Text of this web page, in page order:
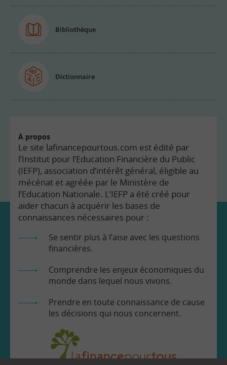
Bibliothèque
Dictionnaire
À propos
Le site lafinancepourtous.com est édité par
l’Institut pour l’Education Financière du Public
(IEFP), association d’intérêt général, éligible au
mécénat et agréée par le Ministère de
l’Education Nationale. L’IEFP a été créé pour
aider chacun à acquérir les bases de
connaissances nécessaires pour :
Se sentir plus à l’aise avec les questions
financières.
Comprendre les enjeux économiques du
monde dans lequel nous vivons.
Prendre en toute connaissance de cause
les décisions qui nous concernent.